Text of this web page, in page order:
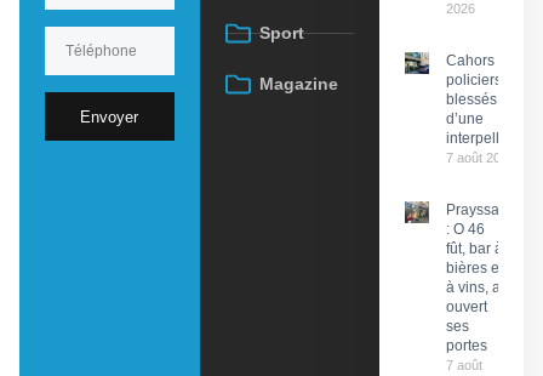
Envoyer
Sport
Magazine
2026
Cahors : Des
policiers
blessés lors
d’une
interpellation
7 août 2026
Prayssac
: O 46
fût, bar à
bières et
à vins, a
ouvert
ses
portes
7 août